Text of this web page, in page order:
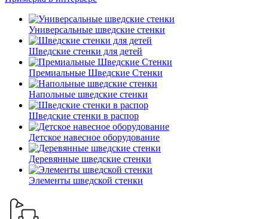
Универсальные шведские стенки
Шведские стенки для детей
Премиальные Шведские Стенки
Напольные шведские стенки
Шведские стенки в распор
Детское навесное оборудование
Деревянные шведские стенки
Элементы шведской стенки